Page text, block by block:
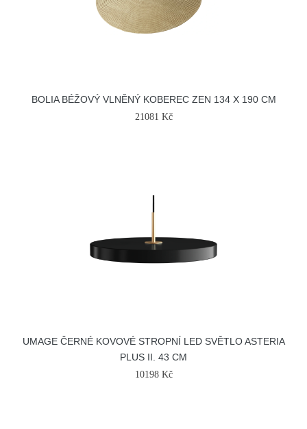
BOLIA BÉŽOVÝ VLNĚNÝ KOBEREC ZEN 134 X 190 CM
21081 Kč
UMAGE ČERNÉ KOVOVÉ STROPNÍ LED SVĚTLO ASTERIA
PLUS II. 43 CM
10198 Kč